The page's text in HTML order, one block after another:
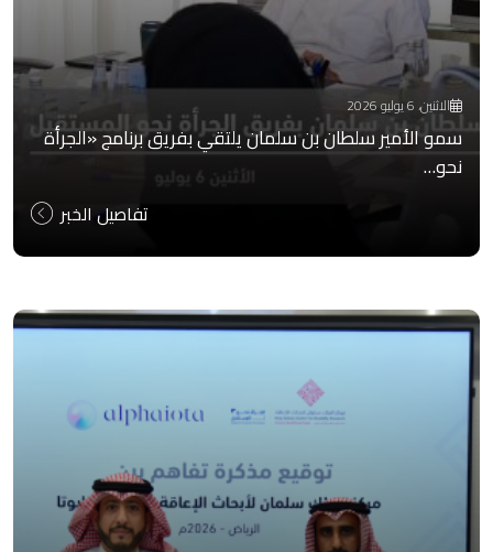
الاثنين، 6 يوليو 2026
سمو الأمير سلطان بن سلمان يلتقي بفريق برنامج «الجرأة
نحو…
تفاصيل الخبر